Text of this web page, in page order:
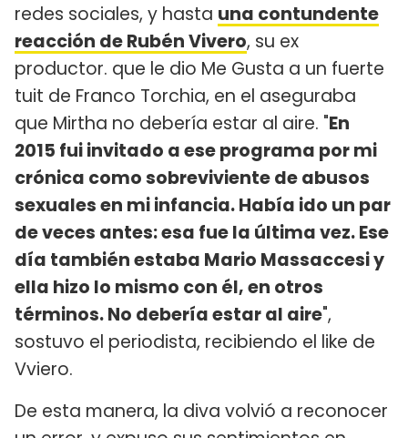
redes sociales, y hasta una contundente
reacción de Rubén Vivero, su ex
productor. que le dio Me Gusta a un fuerte
tuit de Franco Torchia, en el aseguraba
que Mirtha no debería estar al aire. "En
2015 fui invitado a ese programa por mi
crónica como sobreviviente de abusos
sexuales en mi infancia. Había ido un par
de veces antes: esa fue la última vez. Ese
día también estaba Mario Massaccesi y
ella hizo lo mismo con él, en otros
términos. No debería estar al aire",
sostuvo el periodista, recibiendo el like de
Vviero.
De esta manera, la diva volvió a reconocer